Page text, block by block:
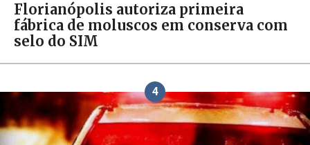
Florianópolis autoriza primeira
fábrica de moluscos em conserva com
selo do SIM
4